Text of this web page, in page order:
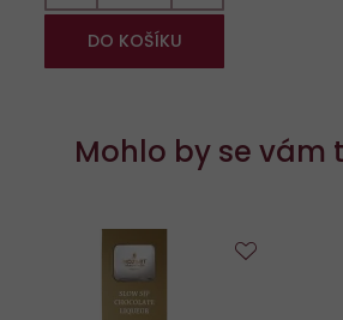
DO KOŠÍKU
Mohlo by se vám